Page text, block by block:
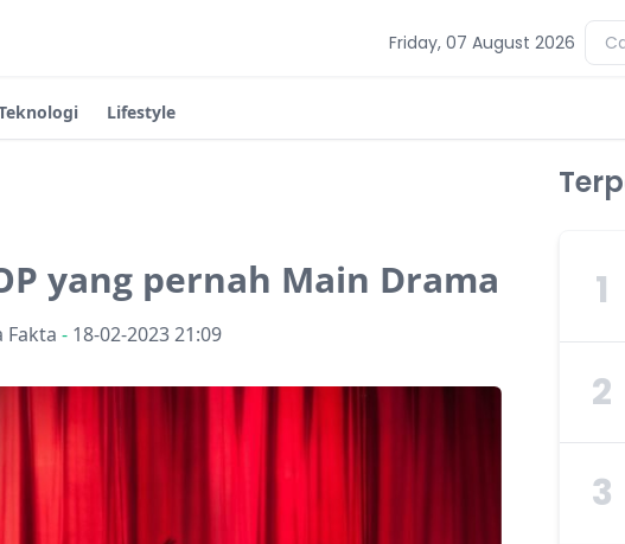
Friday, 07 August 2026
Lifestyle
yang pernah Main Drama
Fakta - 18-02-2023 21:09
1
2
3